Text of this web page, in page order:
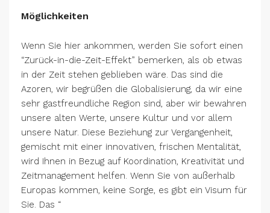
Möglichkeiten
Wenn Sie hier ankommen, werden Sie sofort einen
“Zurück-in-die-Zeit-Effekt” bemerken, als ob etwas
in der Zeit stehen geblieben wäre. Das sind die
Azoren, wir begrüßen die Globalisierung, da wir eine
sehr gastfreundliche Region sind, aber wir bewahren
unsere alten Werte, unsere Kultur und vor allem
unsere Natur. Diese Beziehung zur Vergangenheit,
gemischt mit einer innovativen, frischen Mentalität,
wird Ihnen in Bezug auf Koordination, Kreativität und
Zeitmanagement helfen. Wenn Sie von außerhalb
Europas kommen, keine Sorge, es gibt ein Visum für
Sie. Das “